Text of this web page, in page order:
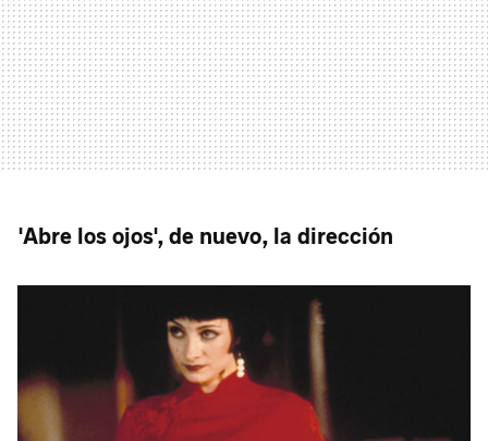
'Abre los ojos', de nuevo, la dirección